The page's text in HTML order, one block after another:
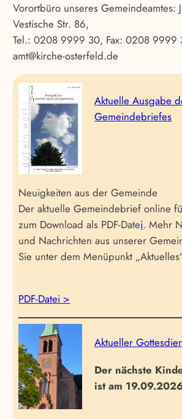
Vorortbüro unseres Gemeindeamtes:
Vestische Str. 86,
Tel.: 0208 9999 30, Fax: 0208 9999
amt@kirche-osterfeld.de
Aktuelle Ausgabe
Gemeindebriefes
Neuigkeiten aus der Gemeinde
Der aktuelle Gemeindebrief online
zum Download als PDF-Datei. Mehr
und Nachrichten aus unserer
Sie unter dem Menüpunkt
PDF-Datei >
Aktueller
Der nächste
ist am